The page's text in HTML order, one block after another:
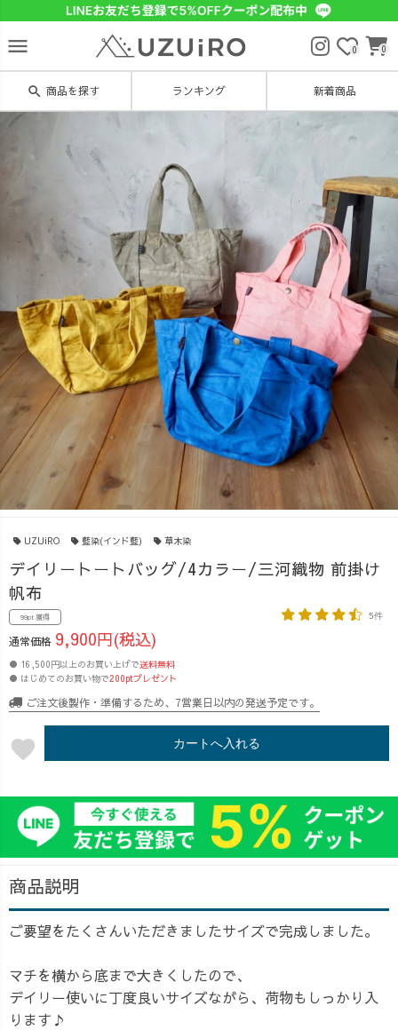
menu 0 0
search 商品を探す ランキング 新着商品
UZUiRO 藍染(インド藍) 草木染
デイリートートバッグ/4カラー/三河織物 前掛け
帆布
99pt 獲得 5件
通常価格 9,900円(税込)
● 16,500円以上のお買い上げで送料無料
● はじめてのお買い物で200ptプレゼント
ご注文後製作・準備するため、7営業日以内の発送予定です。
favorite カートへ入れる
商品説明
ご要望をたくさんいただきましたサイズで完成しました。
マチを横から底まで大きくしたので、
デイリー使いに丁度良いサイズながら、荷物もしっかり入
ります♪